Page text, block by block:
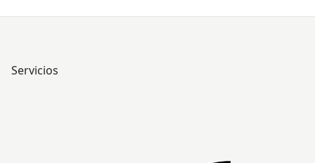
Servicios